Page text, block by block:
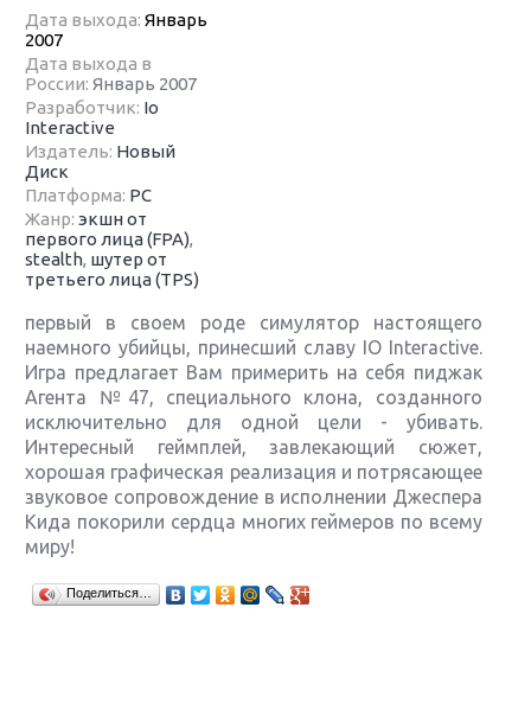
Дата выхода:Январь
2007
Дата выхода в
России:Январь 2007
Разработчик: Io
Interactive
Издатель: Новый
Диск
Платформа: PC
Жанр:экшн от
первого лица (FPA),
stealth, шутер от
третьего лица (TPS)
первый в своем роде симулятор настоящего
наемного убийцы, принесший славу IO Interactive.
Игра предлагает Вам примерить на себя пиджак
Агента №47, специального клона, созданного
исключительно для одной цели - убивать.
Интересный геймплей, завлекающий сюжет,
хорошая графическая реализация и потрясающее
звуковое сопровождение в исполнении Джеспера
Кида покорили сердца многих геймеров по всему
миру!
Поделиться…
Крупнейшие релизы мая: Nintendo, Microsoft и
Sony